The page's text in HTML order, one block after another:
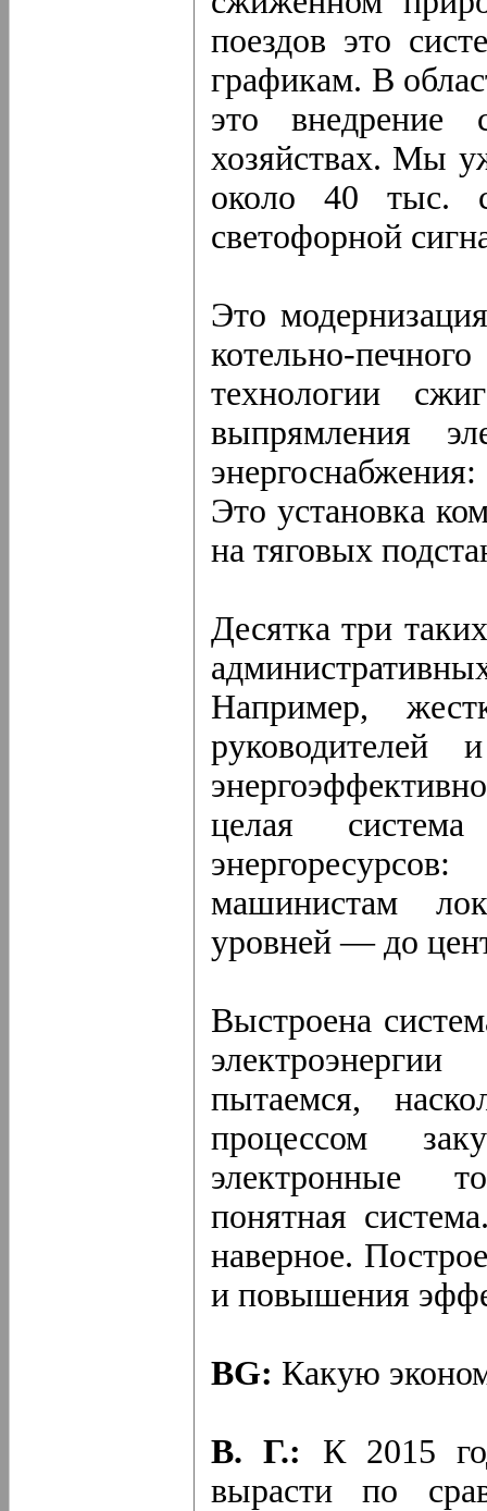
поездов это
графикам. В
это внедрение
хозяйствах. Мы
около 40 тыс.
светофорной
Это
котельно-
технологии
выпрямления
Это установка
на тяговых
Десятка три
Например,
целая
машинистам
уровней — до
Выстроена
пытаемся,
процессом
электронные
понятная
наверное.
и повышения
BG: Какую
В. Г.: К 2015
вырасти по